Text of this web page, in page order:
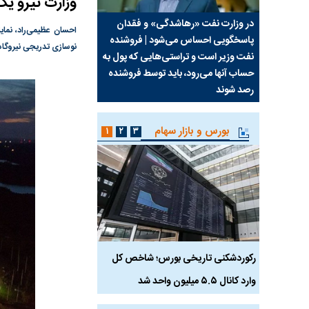
احسان عظیمی‌راد،
نوسازی تدریجی
در وزارت نفت «رهاشدگی» و فقدان
پاسخگویی احساس می‌شود | فروشنده
نفت وزیر است و تراستی‌هایی که پول به
حساب آنها می‌رود، باید توسط فروشنده
رصد شوند
چرا رویای آمریکایی
نابودی محور مقاومت
بورس و بازار سهام
رکوردشکنی تاریخی بورس؛ شاخص کل
وارد کانال ۵.۵ میلیون واحد شد
هجوم نقدینگی به
هم‌وزن در قله تاریخی
۱ ۲ ۳